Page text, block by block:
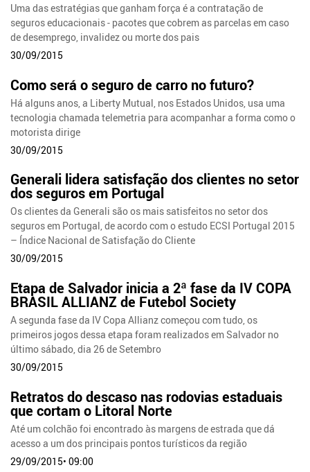
Uma das estratégias que ganham força é a contratação de
seguros educacionais - pacotes que cobrem as parcelas em caso
de desemprego, invalidez ou morte dos pais
30/09/2015
Como será o seguro de carro no futuro?
Há alguns anos, a Liberty Mutual, nos Estados Unidos, usa uma
tecnologia chamada telemetria para acompanhar a forma como o
motorista dirige
30/09/2015
Generali lidera satisfação dos clientes no setor
dos seguros em Portugal
Os clientes da Generali são os mais satisfeitos no setor dos
seguros em Portugal, de acordo com o estudo ECSI Portugal 2015
– Índice Nacional de Satisfação do Cliente
30/09/2015
Etapa de Salvador inicia a 2ª fase da IV COPA
BRASIL ALLIANZ de Futebol Society
A segunda fase da IV Copa Allianz começou com tudo, os
primeiros jogos dessa etapa foram realizados em Salvador no
último sábado, dia 26 de Setembro
30/09/2015
Retratos do descaso nas rodovias estaduais
que cortam o Litoral Norte
Até um colchão foi encontrado às margens de estrada que dá
acesso a um dos principais pontos turísticos da região
29/09/2015• 09:00